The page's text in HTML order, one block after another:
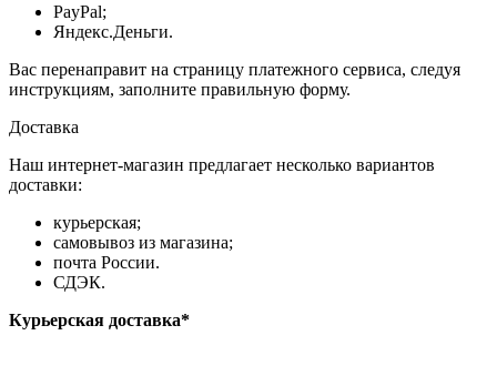
PayPal;
Яндекс.Деньги.
Вас перенаправит на страницу платежного сервиса, следуя
инструкциям, заполните правильную форму.
Доставка
Наш интернет-магазин предлагает несколько вариантов
доставки:
курьерская;
самовывоз из магазина;
почта России.
СДЭК.
Курьерская доставка*